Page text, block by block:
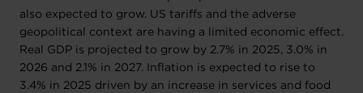
also expected to grow. US tariffs and the adverse
geopolitical context are having a limited economic effect.
Real GDP is projected to grow by 2.7% in 2025, 3.0% in
2026 and 2.1% in 2027. Inflation is expected to rise to
3.4% in 2025 driven by an increase in services and food